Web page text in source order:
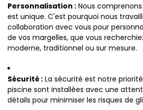
Personnalisation : Nous
est unique. C'est pourquoi nous
collaboration avec vous pour
de vos margelles, que vous
moderne, traditionnel ou sur mesure.
Sécurité : La sécurité est notre
piscine sont installées avec une
détails pour minimiser les risques de